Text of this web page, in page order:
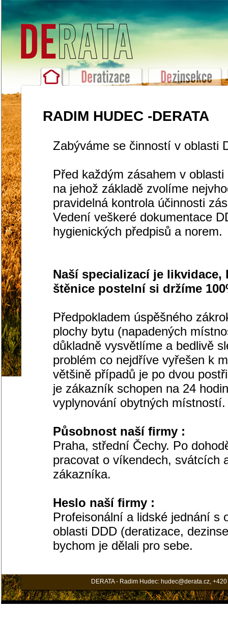
RADIM HUDEC -DERATA
Zabýváme se činností v oblasti
Před každým zásahem v
na jehož základě zvolíme
pravidelná kontrola účinnosti
Vedení veškeré dokumentace
hygienických předpisů a norem.
Naší specializací je
štěnice postelní si držíme
Předpokladem úspěšného
plochy bytu (napadených
důkladně vysvětlíme a bedlivě
problém co nejdříve vyřešen k
většině případů je po dvou
je zákazník schopen na 24
vyplynování obytných místností.
Působnost naší firmy :
Praha, střední Čechy. Po
pracovat o víkendech, svátcích
zákazníka.
Heslo naší firmy :
Profeisonální a lidské jednání s
oblasti DDD (deratizace,
bychom je dělali pro sebe.
DERATA - Radim Hudec: hudec@derata.cz,